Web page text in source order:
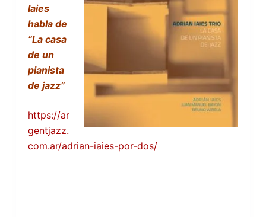
Iaies
habla de
“La casa
de un
pianista
de jazz”
https://ar
gentjazz.
com.ar/adrian-iaies-por-dos/